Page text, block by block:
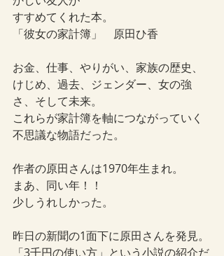
すすめてくれた本。
「彼女の家計簿」　原田ひ香
お金、仕事、やりがい、家族の歴史、
けじめ、過去、ジェンダー、女の強
さ、そして未来。
これらが家計簿を軸につながっていく
不思議な物語だった。
作者の原田さんは1970年生まれ。
まあ、同い年！！
少しうれしかった。
昨日の新聞の1面下に原田さんを発見。
「3千円の使い方」という小説の紹介だ